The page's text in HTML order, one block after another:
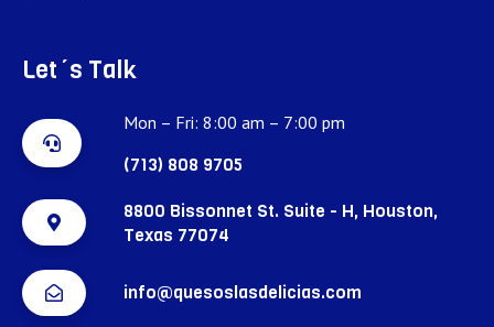
Let´s Talk
Mon – Fri: 8:00 am – 7:00 pm
(713) 808 9705
8800 Bissonnet St. Suite - H, Houston,
Texas 77074
info@quesoslasdelicias.com